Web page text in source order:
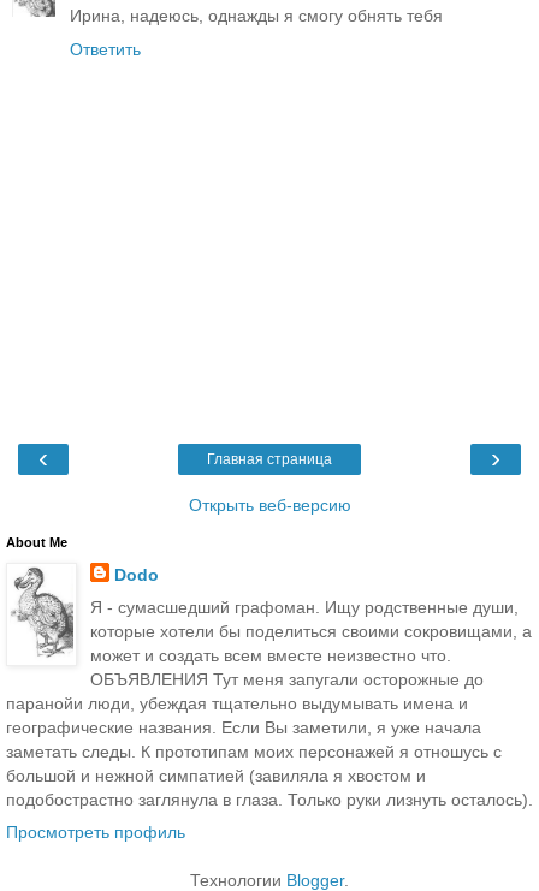
Ирина, надеюсь, однажды я смогу обнять тебя
Ответить
‹ ›
Главная страница
Открыть веб-версию
About Me
Dodo
Я - сумасшедший графоман. Ищу родственные души,
которые хотели бы поделиться своими сокровищами, а
может и создать всем вместе неизвестно что.
ОБЪЯВЛЕНИЯ Тут меня запугали осторожные до
паранойи люди, убеждая тщательно выдумывать имена и
географические названия. Если Вы заметили, я уже начала
заметать следы. К прототипам моих персонажей я отношусь с
большой и нежной симпатией (завиляла я хвостом и
подобострастно заглянула в глаза. Только руки лизнуть осталось).
Просмотреть профиль
Технологии Blogger.